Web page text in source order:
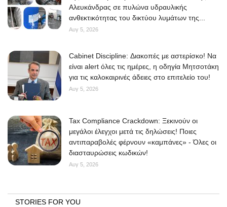
Αλευκάνδρας σε πυλώνα υδραυλικής
ανθεκτικότητας του δικτύου λυμάτων της...
Αυγ 5, 2026
Cabinet Discipline: Διακοπές με αστερίσκο! Να
είναι alert όλες τις ημέρες, η οδηγία Μητσοτάκη
για τις καλοκαιρινές άδειες στο επιτελείο του!
Αυγ 5, 2026
Tax Compliance Crackdown: Ξεκινούν οι
μεγάλοι έλεγχοι μετά τις δηλώσεις! Ποιες
αντιπαραβολές φέρνουν «καμπάνες» - Όλες οι
διασταυρώσεις κωδικών!
Αυγ 5, 2026
STORIES FOR YOU